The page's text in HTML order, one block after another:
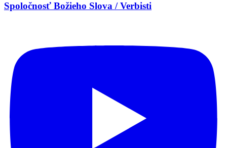
Spoločnosť Božieho Slova / Verbisti